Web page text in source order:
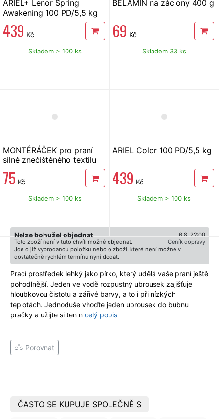
ARIEL+ Lenor Spring
Awakening 100 PD/5,5 kg
439 Kč
Skladem > 100 ks
BĚLAMIN na záclony 400 g
69 Kč
Skladem 33 ks
MONTÉRÁČEK pro praní
silně znečištěného textilu
75 Kč
Skladem > 100 ks
ARIEL Color 100 PD/5,5 kg
439 Kč
Skladem > 100 ks
6.8. 22:00
Nelze bohužel objednat
Ceník dopravy
Toto zboží není v tuto chvíli možné objednat.
Jde o již vyprodanou položku nebo o zboží, které není možné v
dostatečně rychlém termínu nyní dodat.
Prací prostředek lehký jako pírko, který udělá vaše praní ještě
pohodlnější. Jeden ve vodě rozpustný ubrousek zajišťuje
hloubkovou čistotu a zářivé barvy, a to i při nízkých
teplotách. Jednoduše vhoďte jeden ubrousek do bubnu
pračky a užijte si ten n celý popis
Porovnat
ČASTO SE KUPUJE SPOLEČNĚ S